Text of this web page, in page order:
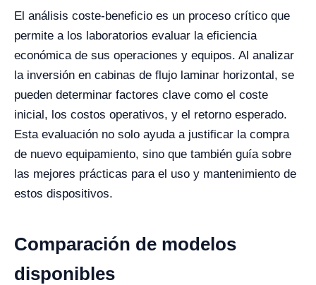
El análisis coste-beneficio es un proceso crítico que
permite a los laboratorios evaluar la eficiencia
económica de sus operaciones y equipos. Al analizar
la inversión en cabinas de flujo laminar horizontal, se
pueden determinar factores clave como el coste
inicial, los costos operativos, y el retorno esperado.
Esta evaluación no solo ayuda a justificar la compra
de nuevo equipamiento, sino que también guía sobre
las mejores prácticas para el uso y mantenimiento de
estos dispositivos.
Comparación de modelos
disponibles